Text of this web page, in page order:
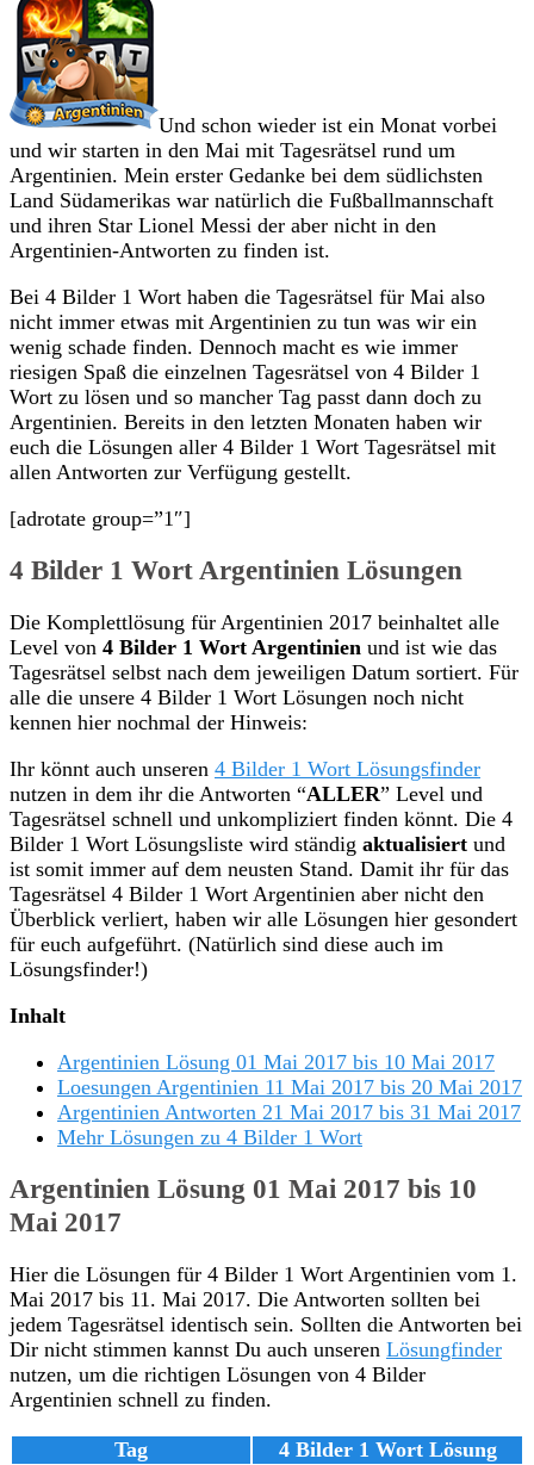
Und schon wieder ist ein Monat vorbei
und wir starten in den Mai mit Tagesrätsel rund um
Argentinien. Mein erster Gedanke bei dem südlichsten
Land Südamerikas war natürlich die Fußballmannschaft
und ihren Star Lionel Messi der aber nicht in den
Argentinien-Antworten zu finden ist.
Bei 4 Bilder 1 Wort haben die Tagesrätsel für Mai also
nicht immer etwas mit Argentinien zu tun was wir ein
wenig schade finden. Dennoch macht es wie immer
riesigen Spaß die einzelnen Tagesrätsel von 4 Bilder 1
Wort zu lösen und so mancher Tag passt dann doch zu
Argentinien. Bereits in den letzten Monaten haben wir
euch die Lösungen aller 4 Bilder 1 Wort Tagesrätsel mit
allen Antworten zur Verfügung gestellt.
[adrotate group=”1″]
4 Bilder 1 Wort Argentinien Lösungen
Die Komplettlösung für Argentinien 2017 beinhaltet alle
Level von 4 Bilder 1 Wort Argentinien und ist wie das
Tagesrätsel selbst nach dem jeweiligen Datum sortiert. Für
alle die unsere 4 Bilder 1 Wort Lösungen noch nicht
kennen hier nochmal der Hinweis:
Ihr könnt auch unseren 4 Bilder 1 Wort Lösungsfinder
nutzen in dem ihr die Antworten “ALLER” Level und
Tagesrätsel schnell und unkompliziert finden könnt. Die 4
Bilder 1 Wort Lösungsliste wird ständig aktualisiert und
ist somit immer auf dem neusten Stand. Damit ihr für das
Tagesrätsel 4 Bilder 1 Wort Argentinien aber nicht den
Überblick verliert, haben wir alle Lösungen hier gesondert
für euch aufgeführt. (Natürlich sind diese auch im
Lösungsfinder!)
Inhalt
Argentinien Lösung 01 Mai 2017 bis 10 Mai 2017
Loesungen Argentinien 11 Mai 2017 bis 20 Mai 2017
Argentinien Antworten 21 Mai 2017 bis 31 Mai 2017
Mehr Lösungen zu 4 Bilder 1 Wort
Argentinien Lösung 01 Mai 2017 bis 10
Mai 2017
Hier die Lösungen für 4 Bilder 1 Wort Argentinien vom 1.
Mai 2017 bis 11. Mai 2017. Die Antworten sollten bei
jedem Tagesrätsel identisch sein. Sollten die Antworten bei
Dir nicht stimmen kannst Du auch unseren Lösungfinder
nutzen, um die richtigen Lösungen von 4 Bilder
Argentinien schnell zu finden.
Tag
4 Bilder 1 Wort Lösung